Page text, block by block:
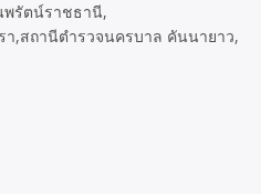
รัตน์ราชธานี,
,สถานีตำรวจนครบาล คันนายาว,